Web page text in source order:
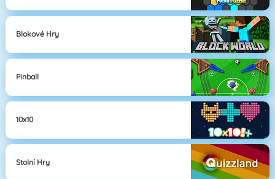
Blokové Hry
Pinball
10x10
Stolní Hry